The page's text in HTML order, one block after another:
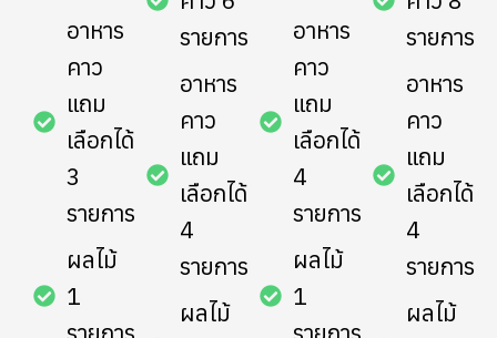
อาหาร
คาว
แถม
เลือกได้
3
รายการ
ผลไม้
1
รายการ
อาหาร
คาว
แถม
เลือกได้
4
รายการ
ผลไม้
อาหาร
คาว
แถม
เลือกได้
4
รายการ
ผลไม้
1
รายการ
อาหาร
คาว
แถม
เลือกได้
4
รายการ
ผลไม้